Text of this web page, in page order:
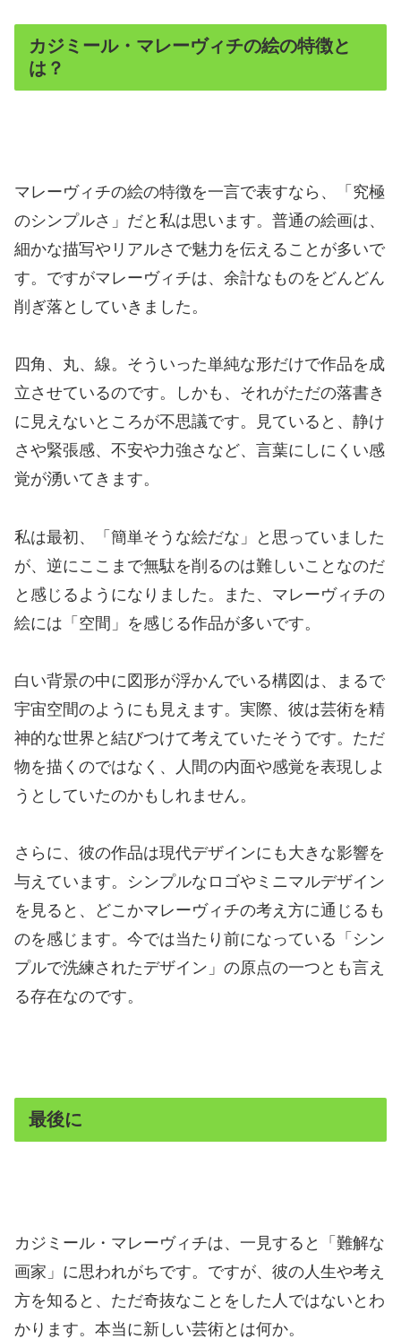
カジミール・マレーヴィチの絵の特徴と
は？
マレーヴィチの絵の特徴を一言で表すなら、「究極
のシンプルさ」だと私は思います。普通の絵画は、
細かな描写やリアルさで魅力を伝えることが多いで
す。ですがマレーヴィチは、余計なものをどんどん
削ぎ落としていきました。
四角、丸、線。そういった単純な形だけで作品を成
立させているのです。しかも、それがただの落書き
に見えないところが不思議です。見ていると、静け
さや緊張感、不安や力強さなど、言葉にしにくい感
覚が湧いてきます。
私は最初、「簡単そうな絵だな」と思っていました
が、逆にここまで無駄を削るのは難しいことなのだ
と感じるようになりました。また、マレーヴィチの
絵には「空間」を感じる作品が多いです。
白い背景の中に図形が浮かんでいる構図は、まるで
宇宙空間のようにも見えます。実際、彼は芸術を精
神的な世界と結びつけて考えていたそうです。ただ
物を描くのではなく、人間の内面や感覚を表現しよ
うとしていたのかもしれません。
さらに、彼の作品は現代デザインにも大きな影響を
与えています。シンプルなロゴやミニマルデザイン
を見ると、どこかマレーヴィチの考え方に通じるも
のを感じます。今では当たり前になっている「シン
プルで洗練されたデザイン」の原点の一つとも言え
る存在なのです。
最後に
カジミール・マレーヴィチは、一見すると「難解な
画家」に思われがちです。ですが、彼の人生や考え
方を知ると、ただ奇抜なことをした人ではないとわ
かります。本当に新しい芸術とは何か。